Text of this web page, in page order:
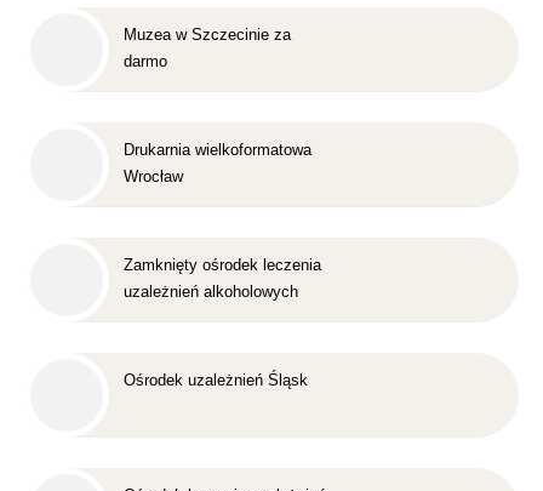
Muzea w Szczecinie za
darmo
Drukarnia wielkoformatowa
Wrocław
Zamknięty ośrodek leczenia
uzależnień alkoholowych
Ośrodek uzależnień Śląsk